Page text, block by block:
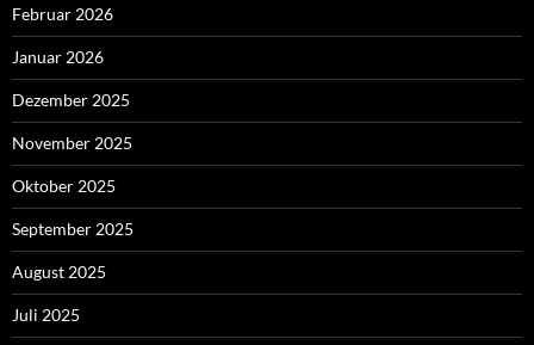
Februar 2026
Januar 2026
Dezember 2025
November 2025
Oktober 2025
September 2025
August 2025
Juli 2025